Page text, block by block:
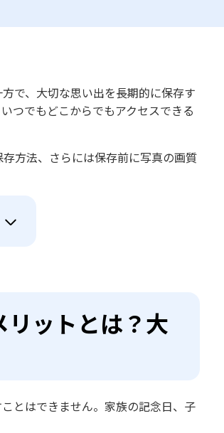
で、大切な思い出を長期的に保存す
つでもどこからでもアクセスできる
方法、さらには保存前に写真の画質
ットとは？大
とはできません。家族の記念日、子